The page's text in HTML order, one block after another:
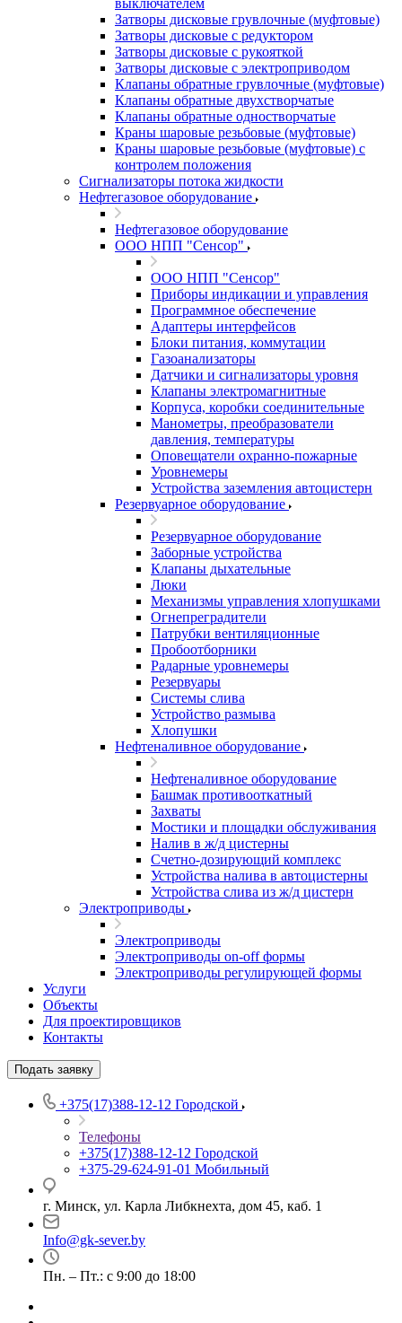
выключателем
Затворы дисковые грувлочные (муфтовые)
Затворы дисковые с редуктором
Затворы дисковые с рукояткой
Затворы дисковые с электроприводом
Клапаны обратные грувлочные (муфтовые)
Клапаны обратные двухстворчатые
Клапаны обратные одностворчатые
Краны шаровые резьбовые (муфтовые)
Краны шаровые резьбовые (муфтовые) с
контролем положения
Сигнализаторы потока жидкости
Нефтегазовое оборудование
Нефтегазовое оборудование
ООО НПП "Сенсор"
ООО НПП "Сенсор"
Приборы индикации и управления
Программное обеспечение
Адаптеры интерфейсов
Блоки питания, коммутации
Газоанализаторы
Датчики и сигнализаторы уровня
Клапаны электромагнитные
Корпуса, коробки соединительные
Манометры, преобразователи
давления, температуры
Оповещатели охранно-пожарные
Уровнемеры
Устройства заземления автоцистерн
Резервуарное оборудование
Резервуарное оборудование
Заборные устройства
Клапаны дыхательные
Люки
Механизмы управления хлопушками
Огнепреградители
Патрубки вентиляционные
Пробоотборники
Радарные уровнемеры
Резервуары
Системы слива
Устройство размыва
Хлопушки
Нефтеналивное оборудование
Нефтеналивное оборудование
Башмак противооткатный
Захваты
Мостики и площадки обслуживания
Налив в ж/д цистерны
Счетно-дозирующий комплекс
Устройства налива в автоцистерны
Устройства слива из ж/д цистерн
Электроприводы
Электроприводы
Электроприводы on-off формы
Электроприводы регулирующей формы
Услуги
Объекты
Для проектировщиков
Контакты
Подать заявку
+375(17)388-12-12 Городской
Телефоны
+375(17)388-12-12 Городской
+375-29-624-91-01 Мобильный
г. Минск, ул. Карла Либкнехта, дом 45, каб. 1
Info@gk-sever.by
Пн. – Пт.: с 9:00 до 18:00